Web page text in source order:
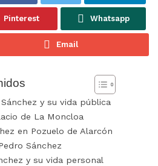
Pinterest Whatsapp
Email
y su vida pública
de La Moncloa
en Pozuelo de Alarcón
Sánchez
y su vida personal